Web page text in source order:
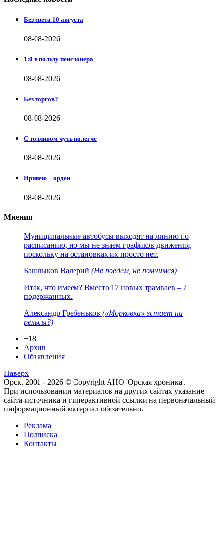
Без света 10 августа
08-08-2026
1:0 в пользу пенсионера
08-08-2026
Без торгов?
08-08-2026
С топливом чуть полегче
08-08-2026
Иринею – орден
08-08-2026
Мнения
Муниципальные автобусы выходят на линию по
расписанию, но мы не знаем графиков движения,
поскольку на остановках их просто нет.
Башлыков Валерий (Не поедем, не помчимся)
Итак, что имеем? Вместо 17 новых трамваев – 7
подержанных.
Александр Гребеньков («Морковка» встает на
рельсы?)
+18
Архив
Объявления
Наверх
Орск. 2001 - 2026 © Copyright АНО 'Орская хроника'.
При использовании материалов на других сайтах указание
сайта-источника и гиперактивной ссылки на первоначальный
информационный материал обязательно.
Реклама
Подписка
Контакты